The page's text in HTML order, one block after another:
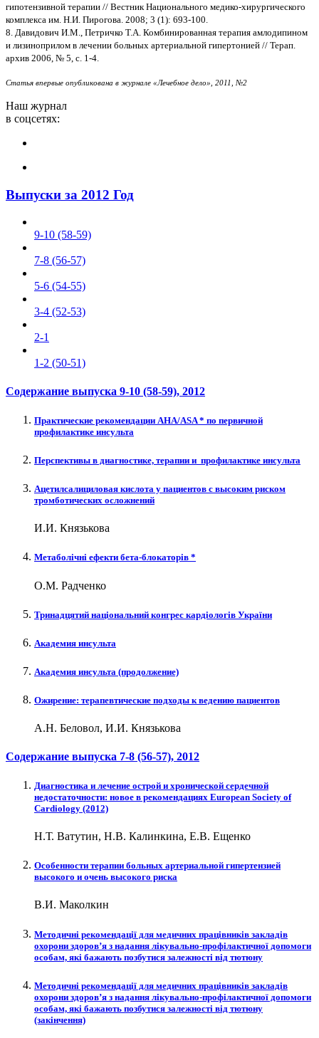
гипотензивной терапии // Вестник Национального медико-хирургического
комплекса им. Н.И. Пирогова. 2008; 3 (1): 693-100.
8. Давидович И.М., Петричко Т.А. Комбинированная терапия амлодипином
и лизиноприлом в лечении больных артериальной гипертонией // Терап.
архив 2006, № 5, с. 1-4.
Статья впервые опубликована в журнале «Лечебное дело», 2011, №2
Наш журнал
в соцсетях:
Выпуски за 2012 Год
9-10 (58-59)
7-8 (56-57)
5-6 (54-55)
3-4 (52-53)
2-1
1-2 (50-51)
Содержание выпуска 9-10 (58-59), 2012
Практические рекомендации АHA/ASA * по первичной
профилактике инсульта
Перспективы в диагностике, терапии и профилактике инсульта
Ацетилсалициловая кислота у пациентов с высоким риском
тромботических осложнений
И.И. Князькова
Метаболічні ефекти бета-блокаторів *
О.М. Радченко
Тринадцятий національний конгрес кардіологів України
Академия инсульта
Академия инсульта (продолжение)
Ожирение: терапевтические подходы к ведению пациентов
А.Н. Беловол, И.И. Князькова
Содержание выпуска 7-8 (56-57), 2012
Диагностика и лечение острой и хронической сердечной
недостаточности: новое в рекомендациях European Society of
Cardiology (2012)
Н.Т. Ватутин, Н.В. Калинкина, Е.В. Ещенко
Особенности терапии больных артериальной гипертензией
высокого и очень высокого риска
В.И. Маколкин
Методичні рекомендації для медичних працівників закладів
охорони здоров’я з надання лікувально-профілактичної допомоги
особам, які бажають позбутися залежності від тютюну
Методичні рекомендації для медичних працівників закладів
охорони здоров’я з надання лікувально-профілактичної допомоги
особам, які бажають позбутися залежності від тютюну
(закінчення)